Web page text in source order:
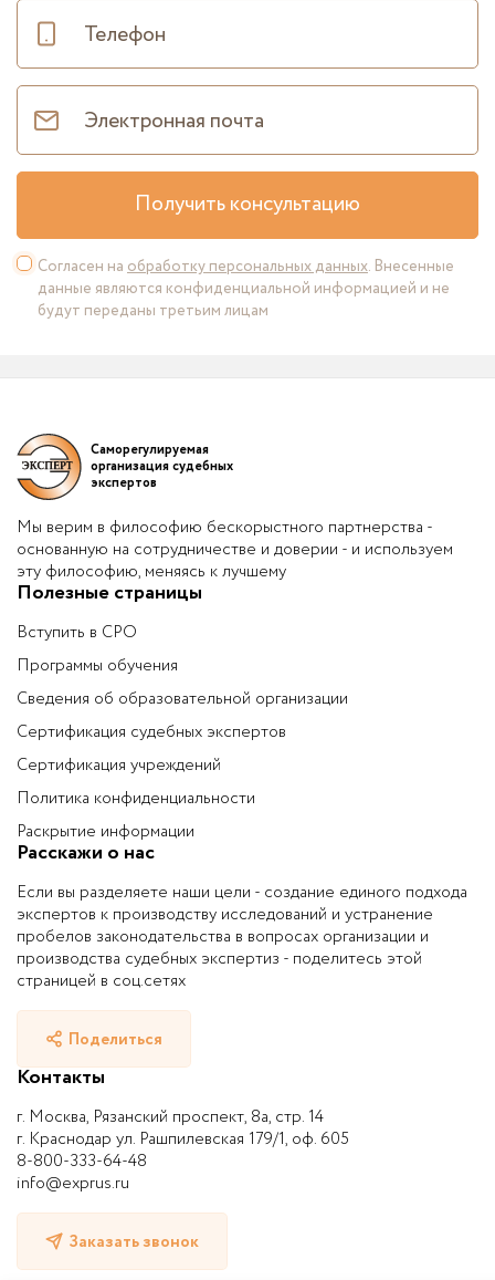
Получить консультацию
Согласен на обработку персональных данных. Внесенные
данные являются конфиденциальной информацией и не
будут переданы третьим лицам
Саморегулируемая
организация судебных
экспертов
Мы верим в философию бескорыстного партнерства -
основанную на сотрудничестве и доверии - и используем
эту философию, меняясь к лучшему
Полезные страницы
Вступить в СРО
Программы обучения
Сведения об образовательной организации
Сертификация судебных экспертов
Сертификация учреждений
Политика конфиденциальности
Раскрытие информации
Расскажи о нас
Если вы разделяете наши цели - создание единого подхода
экспертов к производству исследований и устранение
пробелов законодательства в вопросах организации и
производства судебных экспертиз - поделитесь этой
страницей в соц.сетях
Поделиться
Контакты
г. Москва, Рязанский проспект, 8а, стр. 14
г. Краснодар ул. Рашпилевская 179/1, оф. 605
8-800-333-64-48
info@exprus.ru
Заказать звонок